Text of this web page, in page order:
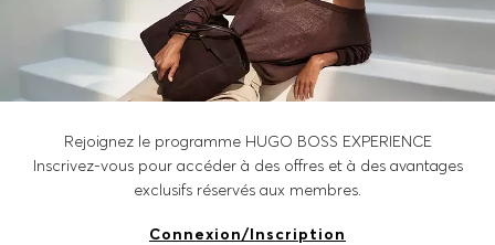
Rejoignez le programme HUGO BOSS EXPERIENCE
Inscrivez-vous pour accéder à des offres et à des avantages
exclusifs réservés aux membres.
Connexion/Inscription